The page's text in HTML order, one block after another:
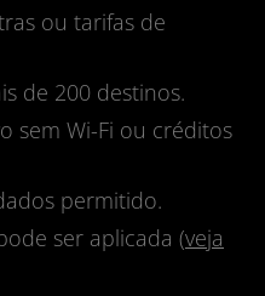
ou tarifas de
de 200 destinos.
sem Wi-Fi ou créditos
permitido.
ser aplicada (veja